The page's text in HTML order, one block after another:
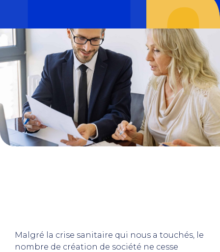
Malgré la crise sanitaire qui nous a touchés, le
nombre de création de société ne cesse